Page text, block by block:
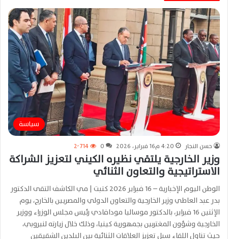
سياسة
حسن النجار 4:20 م16 فبراير، 2026 0 2٬714
وزير الخارجية يلتقي نظيره الكيني لتعزيز الشراكة
الاستراتيجية والتعاون الثنائي
الوطن اليوم الإخبارية – 16 فبراير 2026 كتبت | مي الكاشف التقى الدكتور
بدر عبد العاطي وزير الخارجية والتعاون الدولي والمصريين بالخارج، يوم
الإثنين 16 فبراير، بالدكتور موساليا مودافادي رئيس مجلس الوزراء ووزير
الخارجية وشؤون المغتربين بجمهورية كينيا، وذلك خلال زيارته لنيروبي،
حيث تناول اللقاء سبل تعزيز العلاقات الثنائية بين البلدين الشقيقين